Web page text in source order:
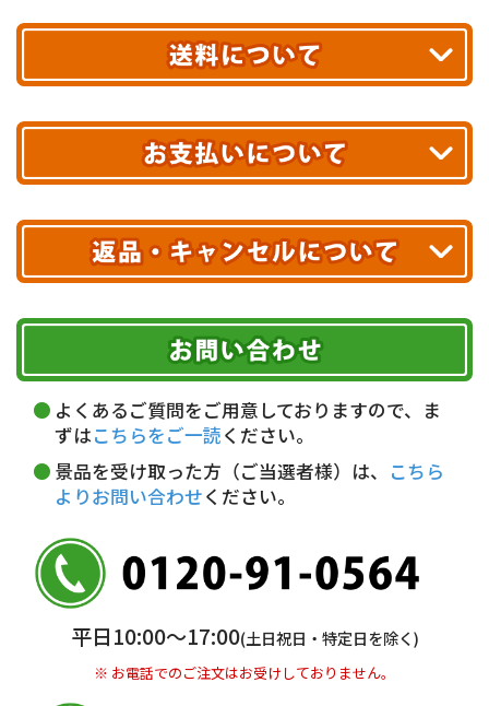
最短翌日お届け!
あす着エリアが対象です。
エリアやお届け日の確認はこちら▶
※ 配送業者による配送遅延が生じる可能性がございます。
※ 沖縄・離島はお届けできません。
送料無料!
10,000円未満 全国一律1,100円(税込)
配送業者
ヤマト運輸
お届け可能時間帯
午前中 14～16時
16～18時
18～20時
19～21時 指定なし
クレジットカード
代金引換(現金のみ)
5,000円未満…330円(税込)
銀行振込(前払い)
普通 7263489
＜口座名＞ カ）ディースタイル
※ 振込み手数料お客様ご負担。
期限を含むルール（条件）や、お客様にご負担い
ただく費用がございます。
詳しくはこちら▶
よくあるご質問をご用意しておりますので、ま
ずはこちらをご一読ください。
景品を受け取った方（ご当選者様）は、 こちら
よりお問い合わせください。
平日10:00〜17:00(土日祝日・特定日を除く)
※ お電話でのご注文はお受けしておりません。